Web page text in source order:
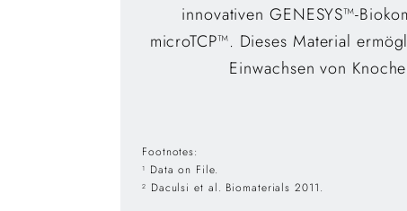
innovativen GENESYS™-
microTCP™. Dieses Material
Einwachsen von
Footnotes:
1 Data on File.
2 Daculsi et al. Biomaterials 2011.